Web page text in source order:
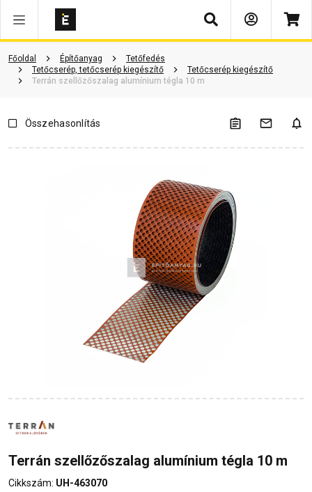
Keresés
Főoldal Építőanyag
Tetőfedés
Tetőcserép, tetőcserép kiegészítő
Tetőcserép kiegészítő
Terrán szellőzőszalag alumínium tégla 10 m
Vásárlói vélemények Kérdések és válaszok Kapcsolódó cikkek
Összehasonlítás
Terrán szellőzőszalag alumínium tégla 10 m
Cikkszám: UH-463070